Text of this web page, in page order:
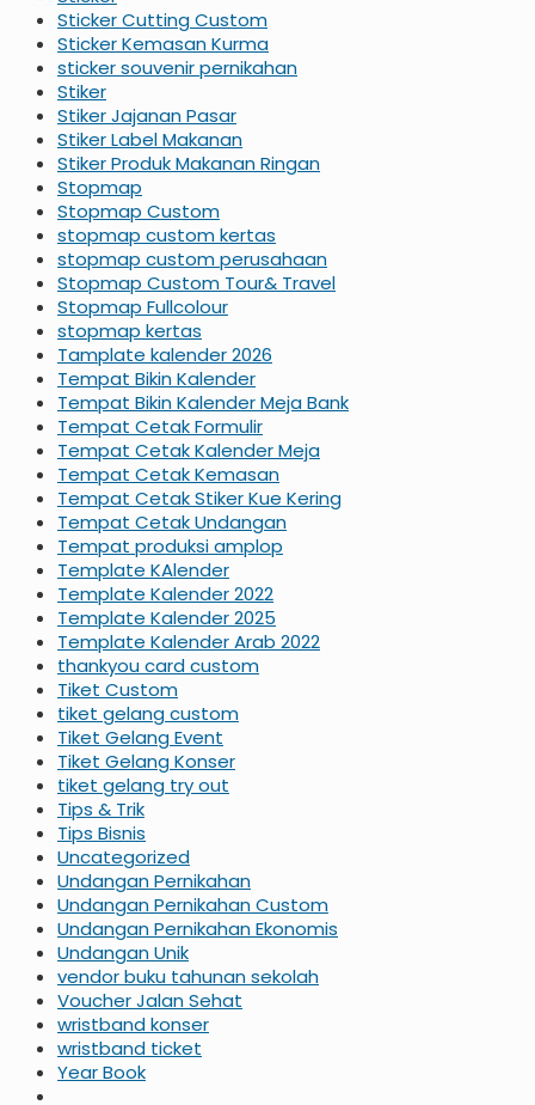
Sticker Cutting Custom
Sticker Kemasan Kurma
sticker souvenir pernikahan
Stiker
Stiker Jajanan Pasar
Stiker Label Makanan
Stiker Produk Makanan Ringan
Stopmap
Stopmap Custom
stopmap custom kertas
stopmap custom perusahaan
Stopmap Custom Tour& Travel
Stopmap Fullcolour
stopmap kertas
Tamplate kalender 2026
Tempat Bikin Kalender
Tempat Bikin Kalender Meja Bank
Tempat Cetak Formulir
Tempat Cetak Kalender Meja
Tempat Cetak Kemasan
Tempat Cetak Stiker Kue Kering
Tempat Cetak Undangan
Tempat produksi amplop
Template KAlender
Template Kalender 2022
Template Kalender 2025
Template Kalender Arab 2022
thankyou card custom
Tiket Custom
tiket gelang custom
Tiket Gelang Event
Tiket Gelang Konser
tiket gelang try out
Tips & Trik
Tips Bisnis
Uncategorized
Undangan Pernikahan
Undangan Pernikahan Custom
Undangan Pernikahan Ekonomis
Undangan Unik
vendor buku tahunan sekolah
Voucher Jalan Sehat
wristband konser
wristband ticket
Year Book